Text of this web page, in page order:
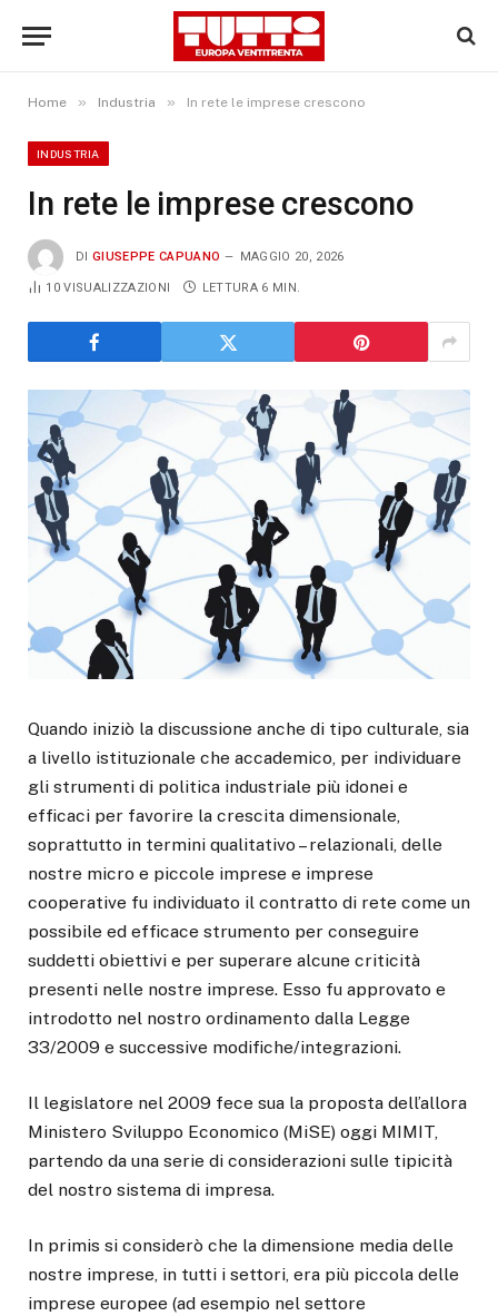
Home » Industria » In rete le imprese crescono
INDUSTRIA
In rete le imprese crescono
DI GIUSEPPE CAPUANO MAGGIO 20, 2026
10VISUALIZZAZIONI LETTURA 6 MIN.
Quando iniziò la discussione anche di tipo culturale, sia
a livello istituzionale che accademico, per individuare
gli strumenti di politica industriale più idonei e
efficaci per favorire la crescita dimensionale,
soprattutto in termini qualitativo – relazionali, delle
nostre micro e piccole imprese e imprese
cooperative fu individuato il contratto di rete come un
possibile ed efficace strumento per conseguire
suddetti obiettivi e per superare alcune criticità
presenti nelle nostre imprese. Esso fu approvato e
introdotto nel nostro ordinamento dalla Legge
33/2009 e successive modifiche/integrazioni.
Il legislatore nel 2009 fece sua la proposta dell’allora
Ministero Sviluppo Economico (MiSE) oggi MIMIT,
partendo da una serie di considerazioni sulle tipicità
del nostro sistema di impresa.
In primis si considerò che la dimensione media delle
nostre imprese, in tutti i settori, era più piccola delle
imprese europee (ad esempio nel settore